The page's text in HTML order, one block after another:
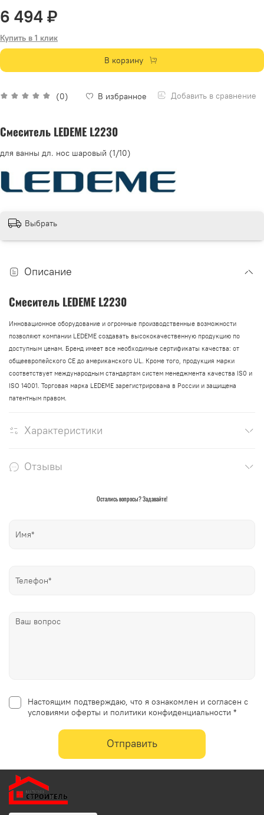
(0) В избранное Добавить в сравнение
6 494 ₽
Купить в 1 клик
В корзину
Смеситель LEDEME L2230
для ванны дл. нос шаровый (1/10)
Выбрать
Описание
Смеситель LEDEME L2230
Инновационное оборудование и огромные производственные возможности
позволяют компании LEDEME создавать высококачественную продукцию по
доступным ценам. Бренд имеет все необходимые сертификаты качества: от
общеевропейского СЕ до американского UL. Кроме того, продукция марки
соответствует международным стандартам систем менеджмента качества IS0 и
ISO 14001. Торговая марка LEDEME зарегистрирована в России и защищена
патентным правом.
Характеристики
Отзывы
Остались вопросы? Задавайте!
Настоящим подтверждаю, что я ознакомлен и согласен с
условиями оферты и политики конфиденциальности *
Отправить